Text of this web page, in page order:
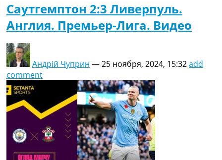
Саутгемптон 2:3 Ливерпуль.
Англия. Премьер-Лига. Видео
Андрій Чуприн —25 ноября, 2024, 15:32add
comment